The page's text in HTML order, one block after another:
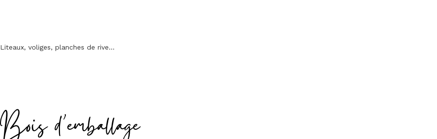
Liteaux, voliges, planches de rive…
Bois d’emballage